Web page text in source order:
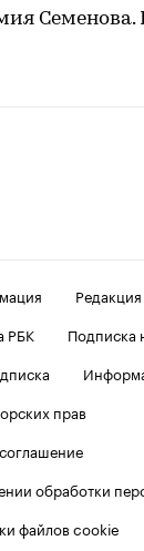
Семенова.
Редакция
РБК
Подписка
прав
обработки
файлов cookie